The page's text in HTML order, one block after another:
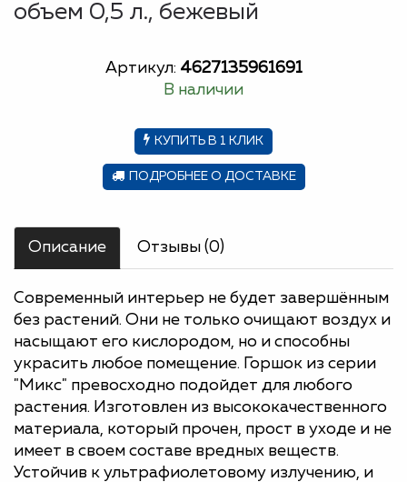
объем 0,5 л., бежевый
Артикул: 4627135961691
В наличии
КУПИТЬ В 1 КЛИК
ПОДРОБНЕЕ О ДОСТАВКЕ
Описание Отзывы (0)
Современный интерьер не будет завершённым
без растений. Они не только очищают воздух и
насыщают его кислородом, но и способны
украсить любое помещение. Горшок из серии
"Микс" превосходно подойдет для любого
растения. Изготовлен из высококачественного
материала, который прочен, прост в уходе и не
имеет в своем составе вредных веществ.
Устойчив к ультрафиолетовому излучению, и